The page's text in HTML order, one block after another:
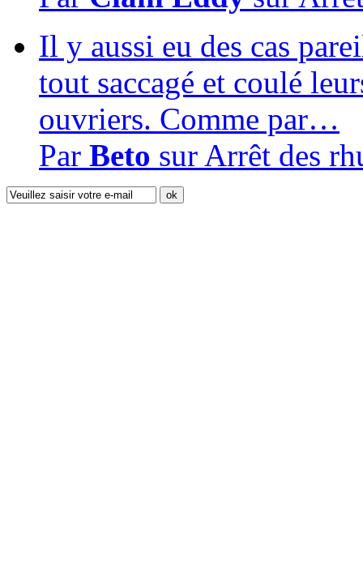
Il y aussi eu des cas
tout saccagé et coulé
ouvriers. Comme par…
Par Beto sur Arrêt des